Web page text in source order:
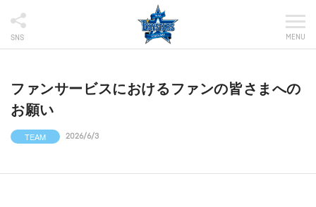
SNS MENU
ファンサービスにおけるファンの皆さまへの
お願い
TEAM 2026/6/3